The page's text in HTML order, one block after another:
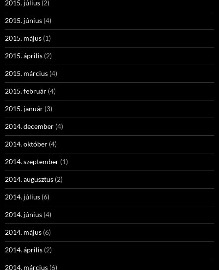
2015. július (2)
2015. június (4)
2015. május (1)
2015. április (2)
2015. március (4)
2015. február (4)
2015. január (3)
2014. december (4)
2014. október (4)
2014. szeptember (1)
2014. augusztus (2)
2014. július (6)
2014. június (4)
2014. május (6)
2014. április (2)
2014. március (6)